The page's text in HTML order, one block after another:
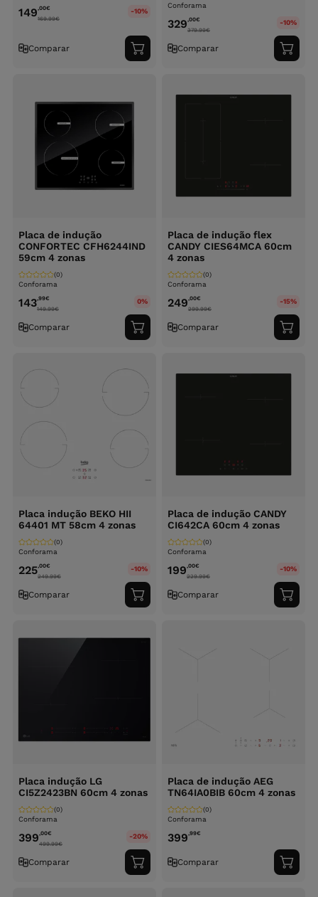
149,00€
169.99€
-10%
Comparar
Adicionar
ao
Conforama
329,00€
379.99€
-10%
Comparar
ao
Placa de indução
CONFORTEC CFH6244IND
59cm 4 zonas
Conforama
(0)
143,99€
149.99€
0%
Comparar
Adicionar
ao
Placa de indução flex
CANDY CIES64MCA 60cm
4 zonas
Conforama
(0)
249,00€
299.99€
-15%
Comparar
ao
Placa indução BEKO HII
64401 MT 58cm 4 zonas
Conforama
(0)
225,00€
249.99€
-10%
Comparar
Adicionar
ao
Placa de indução CANDY
CI642CA 60cm 4 zonas
Conforama
(0)
199,00€
229.99€
-10%
Comparar
ao
Placa indução LG
CI5Z2423BN 60cm 4 zonas
Conforama
(0)
399,00€
499.99€
-20%
Comparar
Adicionar
ao
Placa de indução AEG
TN64IA0BIB 60cm 4 zonas
Conforama
(0)
399,99€
Comparar
ao